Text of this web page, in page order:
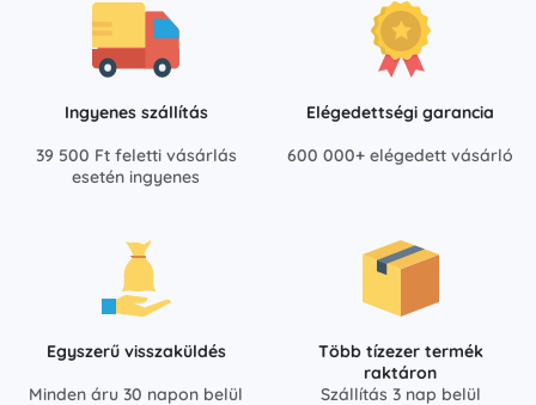
Ingyenes szállítás
39 500 Ft feletti vásárlás
esetén ingyenes
Elégedettségi garancia
600 000+ elégedett vásárló
Egyszerű visszaküldés
Minden áru 30 napon belül
Több tízezer termék
raktáron
Szállítás 3 nap belül